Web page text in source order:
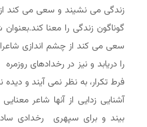
زندگی می نشیند و سعی می کند
گوناگون زندگى را معنا
سعى مى کند از چشم اندازى
را دریابد و نیز در رخدادهاى
فرط تکرار، به نظر نمی آیند و
آشنایى زدایى از آنها شاعر
بیند و براى سپهرى رخدادى